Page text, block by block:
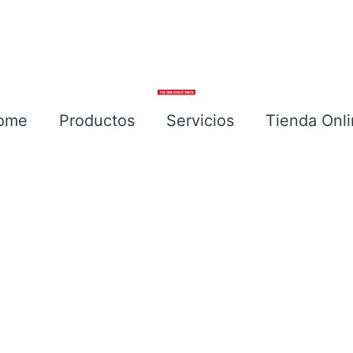
Productos Servicios
Tienda